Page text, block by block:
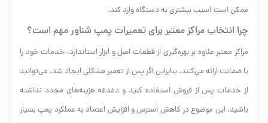
ممکن است آسیب بیشتری به دستگاه وارد کند.
چرا انتخاب مراکز معتبر برای تعمیرات پمپ شناور مهم است؟
مراکز معتبر علاوه بر بهره‌گیری از قطعات اصل و ابزار استاندارد، خدمات خود را
با ضمانت ارائه می‌کنند. بنابراین اگر پس از تعمیر مشکلی ایجاد شد، می‌توانید
از خدمات پس از فروش استفاده کنید و دغدغه هزینه‌های مجدد نداشته
باشید. این موضوع در کاهش استرس و افزایش اعتماد به عملکرد پمپ بسیار